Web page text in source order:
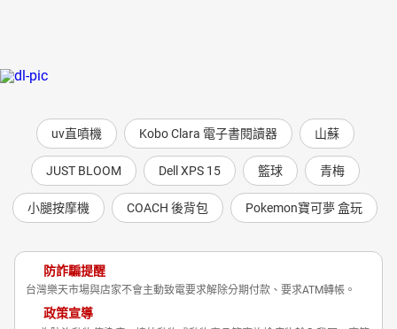
uv直噴機 Kobo Clara 電子書閱讀器 山蘇
JUST BLOOM Dell XPS 15 籃球 青梅
小腿按摩機 COACH 後背包 Pokemon寶可夢 盒玩
防詐騙提醒
台灣樂天市場與店家不會主動致電要求解除分期付款、要求ATM轉帳。
政策宣導